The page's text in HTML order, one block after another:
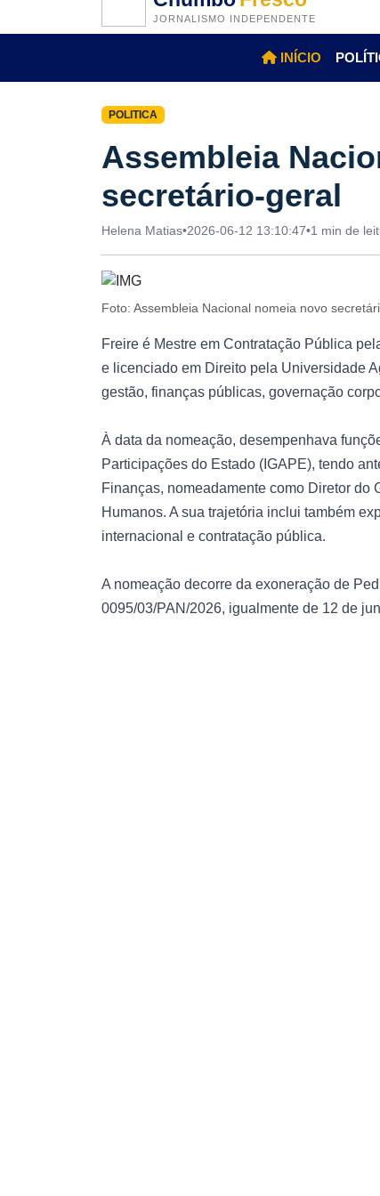
JORNALISMO INDEPENDENTE
INÍCIO
POLITICA
Assembleia
secretário-geral
Helena Matias•2026-06-12 13:10:47•1 min de
Foto: Assembleia Nacional nomeia novo
Freire é Mestre em Contratação Pública
e licenciado em Direito pela Universidade
gestão, finanças públicas, governação
À data da nomeação, desempenhava
Participações do Estado (IGAPE), tendo
Finanças, nomeadamente como Diretor
Humanos. A sua trajetória inclui também
internacional e contratação pública.
A nomeação decorre da exoneração de
0095/03/PAN/2026, igualmente de 12 de